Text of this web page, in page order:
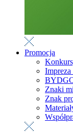
Promocja
Impreza
Znaki
Znak